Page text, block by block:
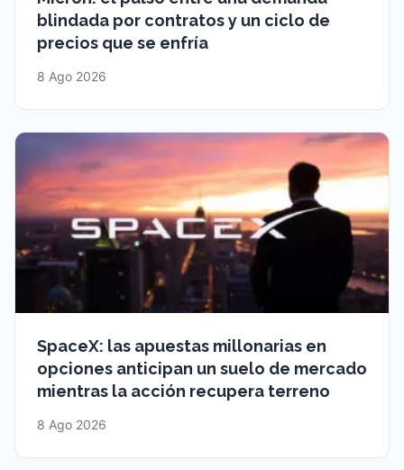
blindada por contratos y un ciclo de
precios que se enfría
8 Ago 2026
SpaceX: las apuestas millonarias en
opciones anticipan un suelo de mercado
mientras la acción recupera terreno
8 Ago 2026